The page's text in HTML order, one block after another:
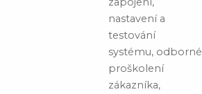
nastavení a
testování
systému, odborné
proškolení
zákazníka,